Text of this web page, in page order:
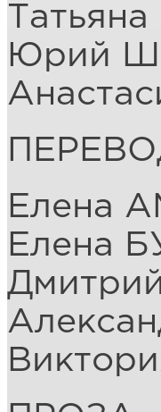
Юрий
Елена
Елена